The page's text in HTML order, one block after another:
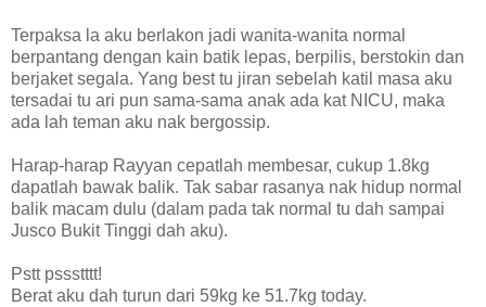
Terpaksa la aku berlakon jadi wanita-wanita normal
berpantang dengan kain batik lepas, berpilis, berstokin dan
berjaket segala. Yang best tu jiran sebelah katil masa aku
tersadai tu ari pun sama-sama anak ada kat NICU, maka
ada lah teman aku nak bergossip.
Harap-harap Rayyan cepatlah membesar, cukup 1.8kg
dapatlah bawak balik. Tak sabar rasanya nak hidup normal
balik macam dulu (dalam pada tak normal tu dah sampai
Jusco Bukit Tinggi dah aku).
Pstt pssstttt!
Berat aku dah turun dari 59kg ke 51.7kg today.